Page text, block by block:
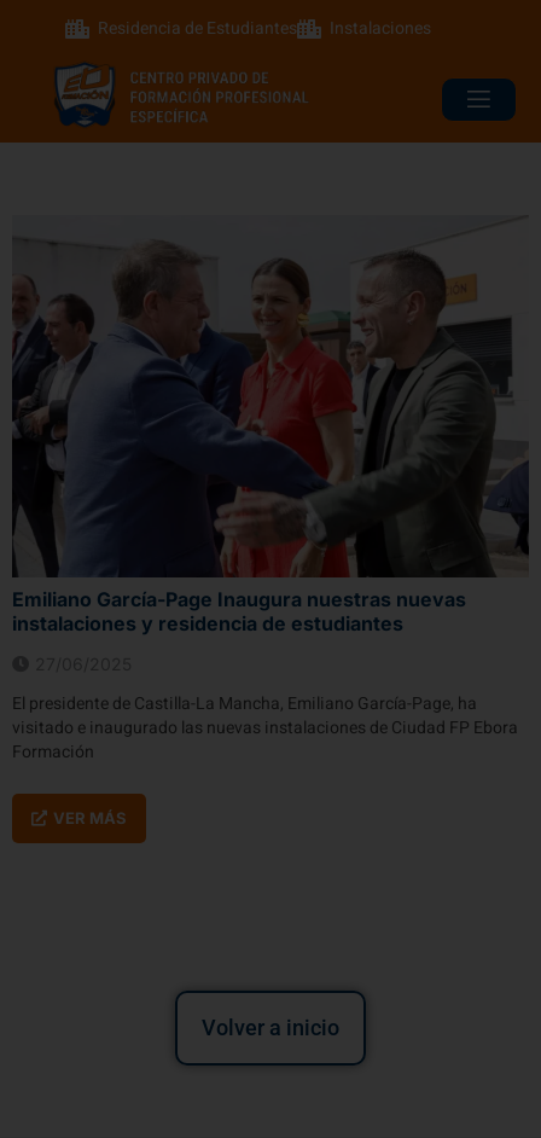
Residencia de Estudiantes Instalaciones
Emiliano García-Page Inaugura nuestras nuevas
instalaciones y residencia de estudiantes
El presidente de Castilla-La Mancha, Emiliano García-Page, ha
visitado e inaugurado las nuevas instalaciones de Ciudad FP Ebora
Formación
VER MÁS
Volver a inicio